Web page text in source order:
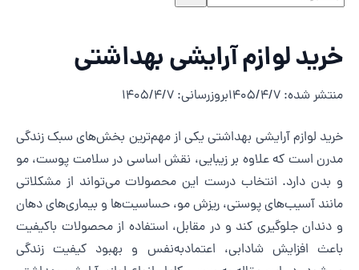
لوازم آرایشی بهداشتی
شده:
1405/4/7بروزرسانی:
1405/4/7
لوازم آرایشی بهداشتی یکی از مهم‌ترین بخش‌های سبک زندگی
است که علاوه بر زیبایی، نقش اساسی در سلامت پوست، مو
بدن دارد. انتخاب درست این محصولات می‌تواند از مشکلاتی
آسیب‌های پوستی، ریزش مو، حساسیت‌ها و بیماری‌های دهان
دندان جلوگیری کند و در مقابل، استفاده از محصولات باکیفیت
افزایش شادابی، اعتمادبه‌نفس و بهبود کیفیت زندگی